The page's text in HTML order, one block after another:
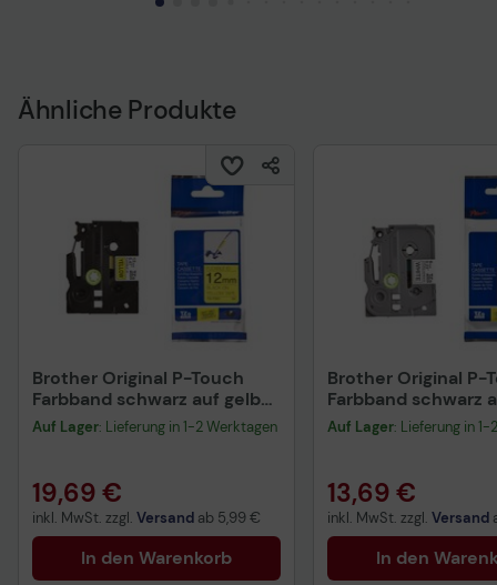
Ähnliche Produkte
Brother Original P-Touch
Farbband schwarz auf gelb
(TZE-FX631)
Auf Lager: Lieferung in 1-2 Werktagen
19,69 €
inkl. MwSt. zzgl. Versand ab 5,99 €
In den Warenkorb
Brother Original P-
Farbband schwarz
(TZE-S211)
Auf Lager: Lieferung in
13,69 €
inkl. MwSt. zzgl. Versand
In den